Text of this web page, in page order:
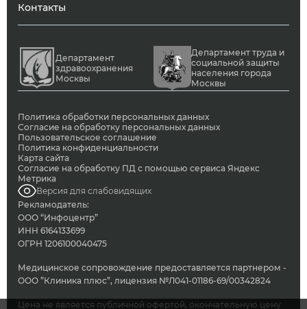
Контакты
Департамент
здравоохранения
Москвы
Департамент труда и
социальной защиты
населения города
Москвы
Политика обработки персональных данных
Согласие на обработку персональных данных
Пользовательское соглашение
Политика конфиденциальности
Карта сайта
Согласие на обработку ПД с помощью сервиса Яндекс
Метрика
Версия для слабовидящих
Рекламодатель:
ООО “Инфоцентр”
ИНН 6164133699
ОГРН 1206100040475
Медицинское сопровождение предоставляется партнером -
ООО ”Клиника плюс”, лицензия №Л041-01186-69/00342824
Цена не является публичной офертой, окончательную цену